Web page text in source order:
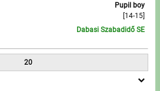
Pupil boy
[14-15]
Dabasi Szabadidő SE
20